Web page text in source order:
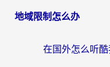
地域限制怎么办